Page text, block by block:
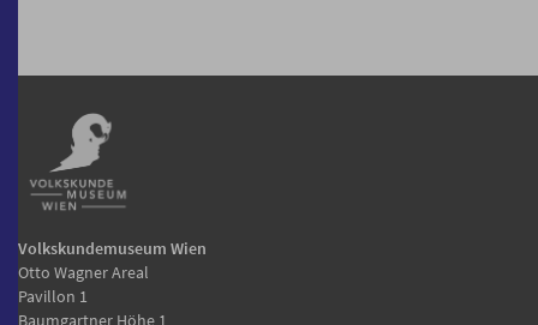
Volkskundemuseum Wien
Otto Wagner Areal
Pavillon 1